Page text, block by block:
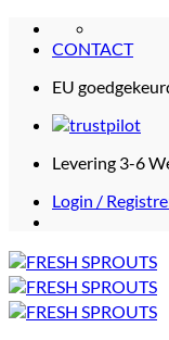
naar
CONTACT
EU
Levering 3-6
Login /